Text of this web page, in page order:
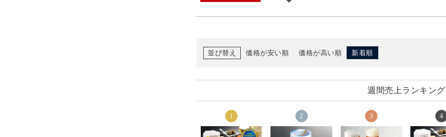
並び替え 価格が安い順 価格が高い順 新着順
週間売上ランキング